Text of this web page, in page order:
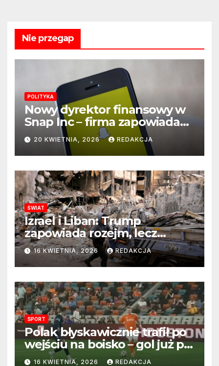
Nie przegap
POLITYKA
Nowy dyrektor finansowy w
Snap Inc – firma zapowiada
zmianę na kluczowym
stanowisku
20 KWIETNIA, 2026 REDAKCJA
ŚWIAT
Izrael i Liban: Trump
zapowiada rozejm, lecz
perspektywa zakończenia
wojny wciąż odległa
16 KWIETNIA, 2026 REDAKCJA
SPORT
Polak błyskawicznie trafił po
wejściu na boisko – gol już po
22 sekundach!
16 KWIETNIA, 2026 REDAKCJA